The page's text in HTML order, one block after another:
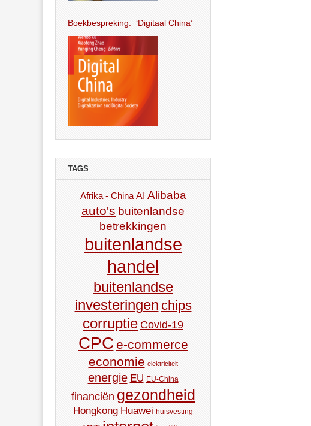
Boekbespreking: ‘Digitaal China’
TAGS
Afrika - China AI Alibaba
auto's buitenlandse
betrekkingen
buitenlandse
handel
buitenlandse
investeringen chips
corruptie Covid-19
CPC e-commerce
economie elektriciteit
energie EU EU-China
financiën gezondheid
Hongkong Huawei huisvesting